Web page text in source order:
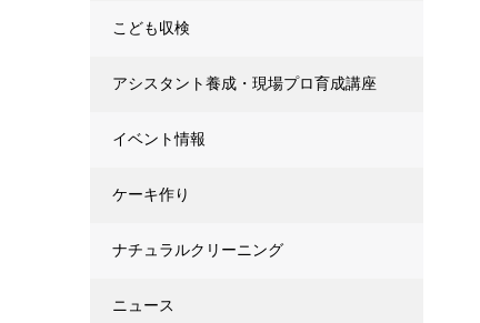
こども収検
アシスタント養成・現場プロ育成講座
イベント情報
ケーキ作り
ナチュラルクリーニング
ニュース